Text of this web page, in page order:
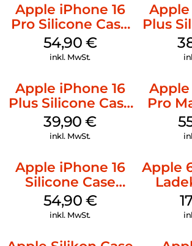
Apple iPhone 16
Pro Silicone Case
MagSafe Black
54,90 €
inkl. MwSt.
Apple
Plus
Apple iPhone 16
Plus Silicone Case
MagSafe Plum
39,90€
inkl. MwSt.
Apple
Pro
Apple iPhone 16
Silicone Case
MagSafe Black
54,90 €
inkl. MwSt.
Apple